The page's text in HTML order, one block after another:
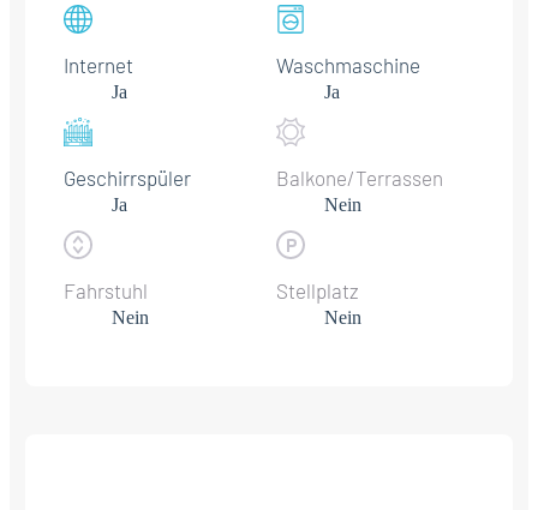
Internet
Ja
Waschmaschine
Ja
Geschirrspüler
Ja
Balkone/Terrassen
Nein
Fahrstuhl
Nein
Stellplatz
Nein